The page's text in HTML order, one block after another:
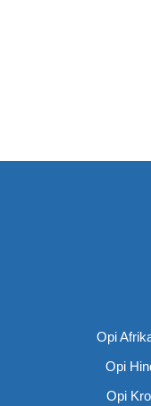
Opi
Opi
Opi